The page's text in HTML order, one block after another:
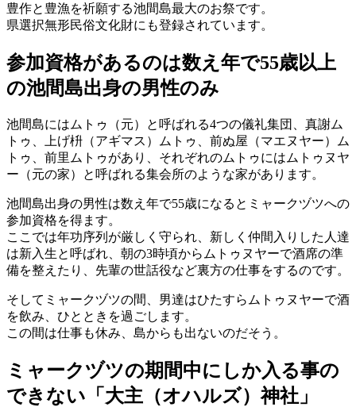
豊作と豊漁を祈願する池間島最大のお祭です。
県選択無形民俗文化財にも登録されています。
参加資格があるのは数え年で55歳以上
の池間島出身の男性のみ
池間島にはムトゥ（元）と呼ばれる4つの儀礼集団、真謝ム
トゥ、上げ枡（アギマス）ムトゥ、前ぬ屋（マエヌヤー）ム
トゥ、前里ムトゥがあり、それぞれのムトゥにはムトゥヌヤ
ー（元の家）と呼ばれる集会所のような家があります。
池間島出身の男性は数え年で55歳になるとミャークヅツへの
参加資格を得ます。
ここでは年功序列が厳しく守られ、新しく仲間入りした人達
は新入生と呼ばれ、朝の3時頃からムトゥヌヤーで酒席の準
備を整えたり、先輩の世話役など裏方の仕事をするのです。
そしてミャークヅツの間、男達はひたすらムトゥヌヤーで酒
を飲み、ひとときを過ごします。
この間は仕事も休み、島からも出ないのだそう。
ミャークヅツの期間中にしか入る事の
できない「大主（オハルズ）神社」